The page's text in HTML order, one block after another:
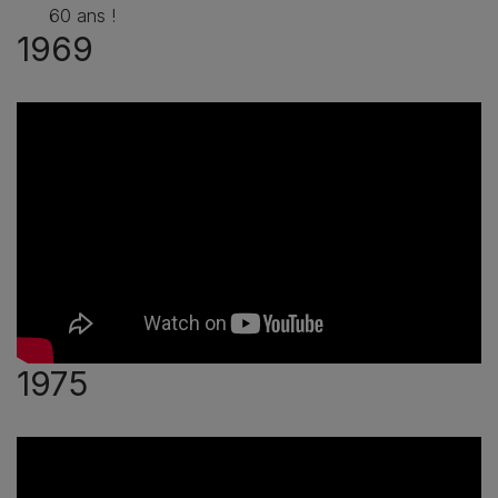
60 ans !
1969
1975